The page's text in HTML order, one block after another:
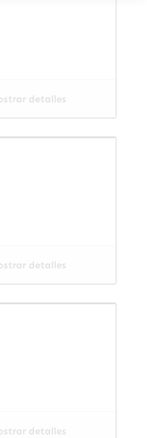
detalles
detalles
detalles